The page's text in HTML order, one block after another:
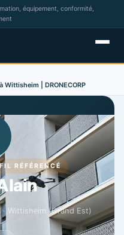
équipement, conformité,
| DRONECORP
RÉFÉRENCÉ
· Wittisheim (Grand Est)